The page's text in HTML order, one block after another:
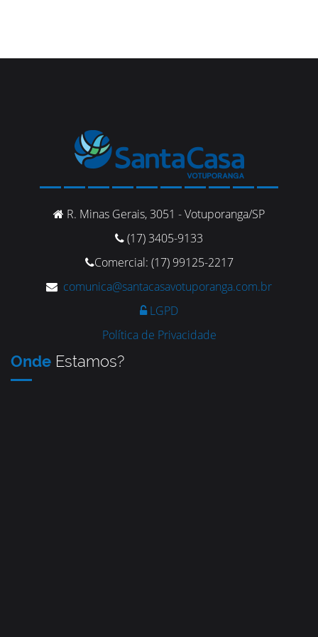
R. Minas Gerais, 3051 - Votuporanga/SP
(17) 3405-9133
Comercial: (17) 99125-2217
comunica@santacasavotuporanga.com.br
LGPD
Política de Privacidade
Onde Estamos?